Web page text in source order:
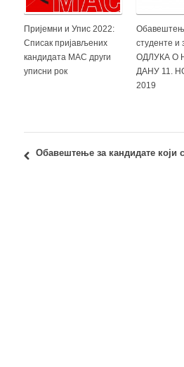
Пријемни и Упис 2022:
Списак пријављених
кандидата МАС други
уписни рок
студенте и
ОДЛУКА О
ДАНУ 11.
2019